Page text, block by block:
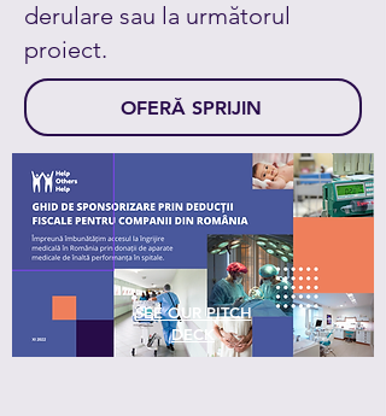
derulare sau la următorul
proiect.
OFERĂ SPRIJIN
SEE OUR PITCH
DECK